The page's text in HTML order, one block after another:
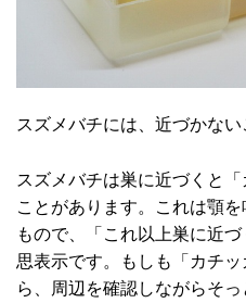
スズメバチには、近づかない
スズメバチは巣に近づくと
ことがあります。これは顎
もので、「これ以上巣に近
思表示です。もしも「カチ
ら、周辺を確認しながらそっ